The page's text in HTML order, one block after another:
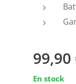
99,90
En stock